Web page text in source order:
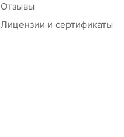
Отзывы
Лицензии и сертификаты